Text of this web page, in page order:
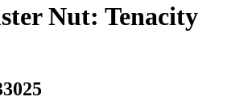
Nut: Tenacity